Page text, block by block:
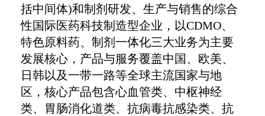
括中间体)和制剂研发、生产与销售的综合
性国际医药科技制造型企业，以CDMO、
特色原料药、制剂一体化三大业务为主要
发展核心，产品与服务覆盖中国、欧美、
日韩以及一带一路等全球主流国家与地
区，核心产品包含心血管类、中枢神经
类、胃肠消化道类、抗病毒抗感染类、抗